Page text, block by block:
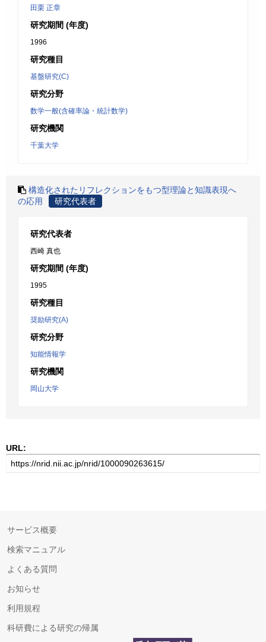
田栗 正章
研究期間 (年度)
1996
研究種目
基盤研究(C)
研究分野
数学一般(含確率論・統計数学)
研究機関
千葉大学
構造化されたリフレクションをもつ型理論と知識表現へ
の応用
研究代表者
研究代表者
西崎 真也
研究期間 (年度)
1995
研究種目
奨励研究(A)
研究分野
知能情報学
研究機関
岡山大学
URL:
サービス概要
検索マニュアル
よくある質問
お知らせ
利用規程
科研費による研究の帰属